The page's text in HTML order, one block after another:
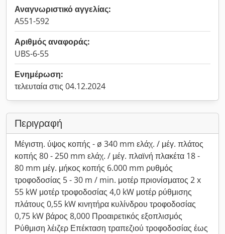
Αναγνωριστικό αγγελίας:
A551-592
Αριθμός αναφοράς:
UBS-6-55
Ενημέρωση:
τελευταία στις 04.12.2024
Περιγραφή
Μέγιστη. ύψος κοπής - ø 340 mm ελάχ. / μέγ. πλάτος
κοπής 80 - 250 mm ελάχ. / μέγ. πλαϊνή πλακέτα 18 -
80 mm μέγ. μήκος κοπής 6.000 mm ρυθμός
τροφοδοσίας 5 - 30 m / min. μοτέρ πριονίσματος 2 x
55 kW μοτέρ τροφοδοσίας 4,0 kW μοτέρ ρύθμισης
πλάτους 0,55 kW κινητήρα κυλίνδρου τροφοδοσίας
0,75 kW βάρος 8,000 Προαιρετικός εξοπλισμός
Ρύθμιση λέιζερ Επέκταση τραπεζιού τροφοδοσίας έως